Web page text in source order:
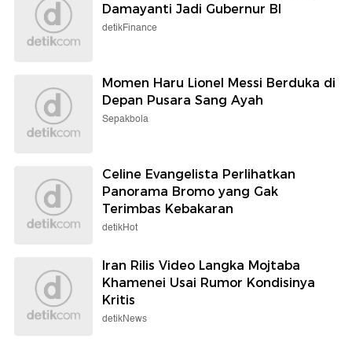
Damayanti Jadi Gubernur BI
detikFinance
Momen Haru Lionel Messi Berduka di
Depan Pusara Sang Ayah
Sepakbola
Celine Evangelista Perlihatkan
Panorama Bromo yang Gak
Terimbas Kebakaran
detikHot
Iran Rilis Video Langka Mojtaba
Khamenei Usai Rumor Kondisinya
Kritis
detikNews